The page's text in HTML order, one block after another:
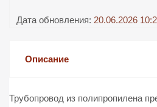
Дата обновления: 20.06.2026
Описание
Трубопровод из полипропилена